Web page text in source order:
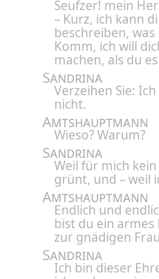
Seufzer! mein
– Kurz, ich kann
beschreiben,
Komm, ich will
machen, als du
Sandrina
Verzeihen Sie:
nicht.
Amtshauptmann
Wieso? Warum?
Sandrina
Weil für mich
grünt, und – weil
Amtshauptmann
Endlich und
bist du ein armes
zur gnädigen
Sandrina
Ich bin dieser